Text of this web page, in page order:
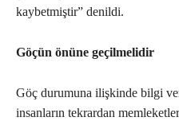
kaybetmiştir” denildi.
Göçün önüne geçilmelidir
Göç durumuna ilişkinde bilgi
insanların tekrardan